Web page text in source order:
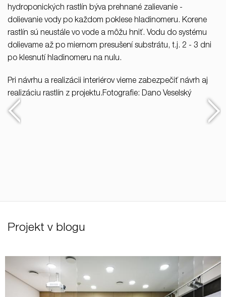
hydroponických rastlín býva prehnané zalievanie -
dolievanie vody po každom poklese hladinomeru. Korene
rastlín sú neustále vo vode a môžu hniť. Vodu do systému
dolievame až po miernom presušení substrátu, t.j. 2 - 3 dni
po klesnutí hladinomeru na nulu.
Pri návrhu a realizácii interiérov vieme zabezpečiť návrh aj
realizáciu rastlín z projektu.Fotografie: Dano Veselský
Projekt v blogu